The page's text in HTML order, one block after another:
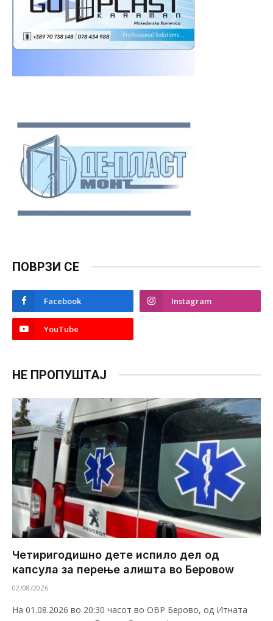
ПОВРЗИ СЕ
Facebook Instagram
YouTube
НЕ ПРОПУШТАЈ
Четиригодишно дете испило дел од
капсула за перење алишта во Беровоw
02/08/2026
На 01.08.2026 во 20:30 часот во ОВР Берово, од Итната